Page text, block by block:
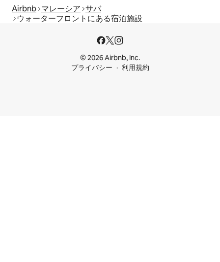
Airbnb マレーシア サバ
ウォーターフロントにある宿泊施設
© 2026 Airbnb, Inc.
プライバシー
利用規約